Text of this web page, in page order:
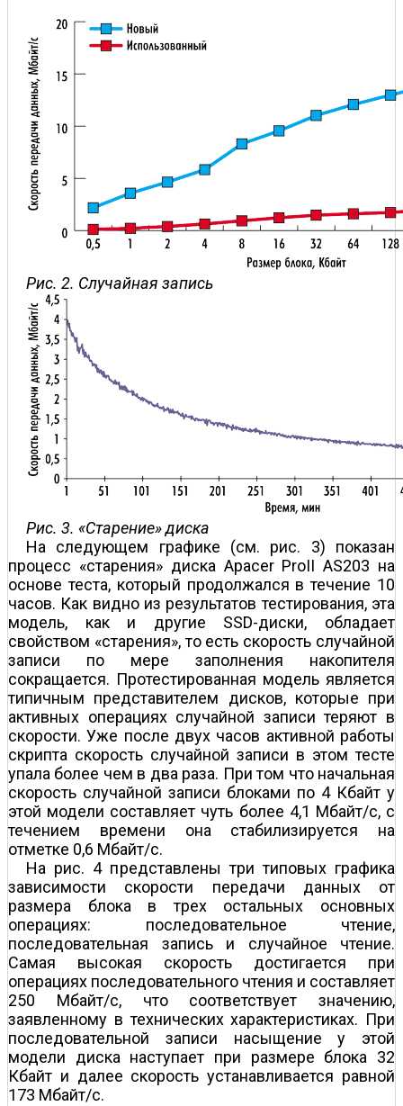
Рис. 2. Случайная запись
Рис. 3. «Старение» диска
На следующем графике (см. рис. 3) показан
процесс «старения» диска Apacer ProII AS203 на
основе теста, который продолжался в течение 10
часов. Как видно из результатов тестирования, эта
модель, как и другие SSD-диски, обладает
свойством «старения», то есть скорость случайной
записи по мере заполнения накопителя
сокращается. Протестированная модель является
типичным представителем дисков, которые при
активных операциях случайной записи теряют в
скорости. Уже после двух часов активной работы
скрипта скорость случайной записи в этом тесте
упала более чем в два раза. При том что начальная
скорость случайной записи блоками по 4 Кбайт у
этой модели составляет чуть более 4,1 Мбайт/с, с
течением времени она стабилизируется на
отметке 0,6 Мбайт/с.
На рис. 4 представлены три типовых графика
зависимости скорости передачи данных от
размера блока в трех остальных основных
операциях: последовательное чтение,
последовательная запись и случайное чтение.
Самая высокая скорость достигается при
операциях последовательного чтения и составляет
250 Мбайт/с, что соответствует значению,
заявленному в технических характеристиках. При
последовательной записи насыщение у этой
модели диска наступает при размере блока 32
Кбайт и далее скорость устанавливается равной
173 Мбайт/с.